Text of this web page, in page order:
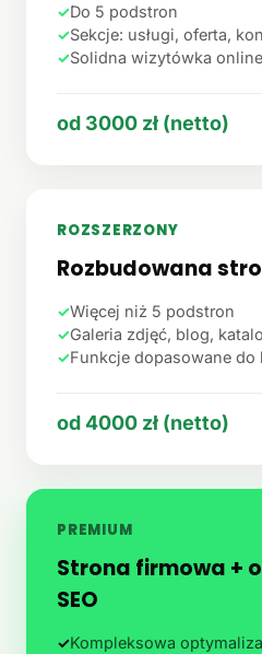
✓Do 5 podstron
✓Sekcje: usługi, oferta,
✓Solidna wizytówka online
od 3000 zł (netto)
ROZSZERZONY
Rozbudowana
✓Więcej niż 5 podstron
✓Galeria zdjęć, blog,
✓Funkcje dopasowane do
od 4000 zł (netto)
PREMIUM
Strona firmowa +
SEO
✓Kompleksowa